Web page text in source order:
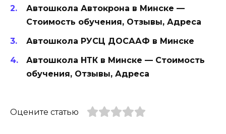
Автошкола Автокрона в Минске —
Стоимость обучения, Отзывы, Адреса
Автошкола РУСЦ ДОСААФ в Минске
Автошкола НТК в Минске — Стоимость
обучения, Отзывы, Адреса
Оцените статью